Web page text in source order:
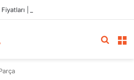
| LPG Ne Kadara Takılır?